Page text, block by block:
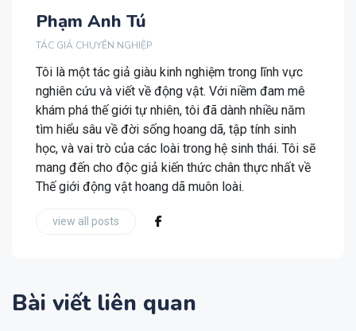
Phạm Anh Tú
TÁC GIẢ CHUYÊN NGHIỆP
Tôi là một tác giả giàu kinh nghiệm trong lĩnh vực
nghiên cứu và viết về động vật. Với niềm đam mê
khám phá thế giới tự nhiên, tôi đã dành nhiều năm
tìm hiểu sâu về đời sống hoang dã, tập tính sinh
học, và vai trò của các loài trong hệ sinh thái. Tôi sẽ
mang đến cho độc giả kiến thức chân thực nhất về
Thế giới động vật hoang dã muôn loài.
view all posts
Bài viết liên quan